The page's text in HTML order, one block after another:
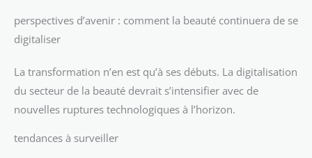
perspectives d’avenir : comment la beauté continuera de se
digitaliser
La transformation n’en est qu’à ses débuts. La digitalisation
du secteur de la beauté devrait s’intensifier avec de
nouvelles ruptures technologiques à l’horizon.
tendances à surveiller